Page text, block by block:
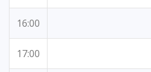
16:00
17:00